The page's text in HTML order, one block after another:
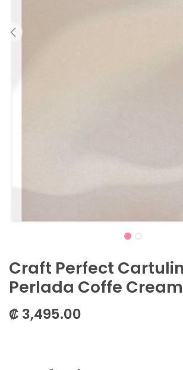
Craft Perfect
Perlada Coffe Cream
₡ 3,495.00